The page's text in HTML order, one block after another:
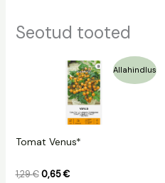
Seotud tooted
Allahindlus
Tomat Venus*
1,29€ 0,65€
Praegune
hind
on:
0,65 €.